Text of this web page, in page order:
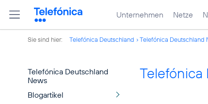
Unternehmen Netze
Sie sind hier: Telefónica Deutschland Telefónica Deutschland
Telefónica Deutschland
News
Blogartikel